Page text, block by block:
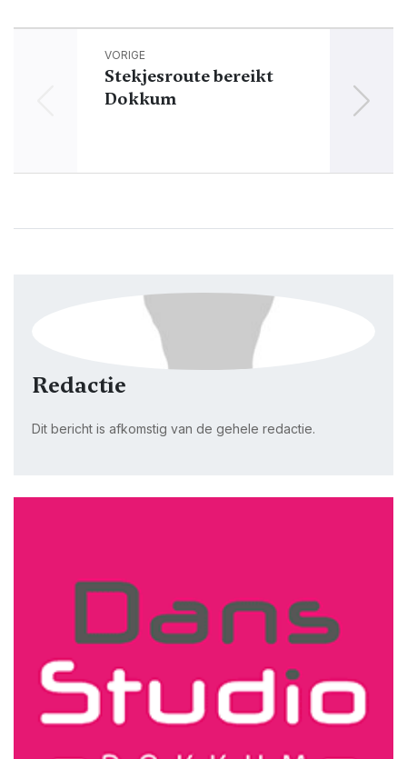
VORIGE
Stekjesroute bereikt
Dokkum
Redactie
Dit bericht is afkomstig van de gehele redactie.